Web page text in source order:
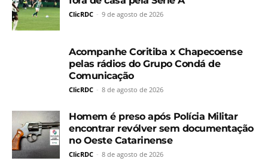
ClicRDC - 9 de agosto de 2026
Acompanhe Coritiba x Chapecoense
pelas rádios do Grupo Condá de
Comunicação
ClicRDC - 8 de agosto de 2026
Homem é preso após Polícia Militar
encontrar revólver sem documentação
no Oeste Catarinense
ClicRDC - 8 de agosto de 2026